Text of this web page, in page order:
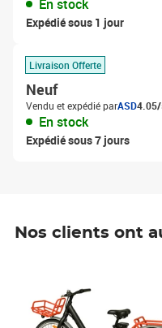
En stock
Expédié sous 1 jour
Livraison Offerte
Neuf
Vendu et expédié parASD
En stock
Expédié sous 7 jours
Nos clients ont